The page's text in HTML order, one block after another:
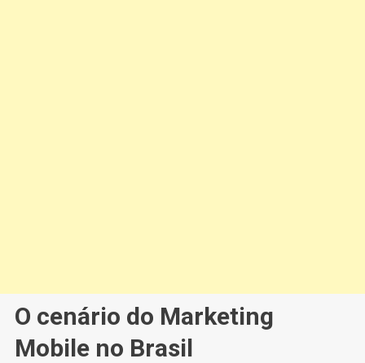
O cenário do Marketing
Mobile no Brasil